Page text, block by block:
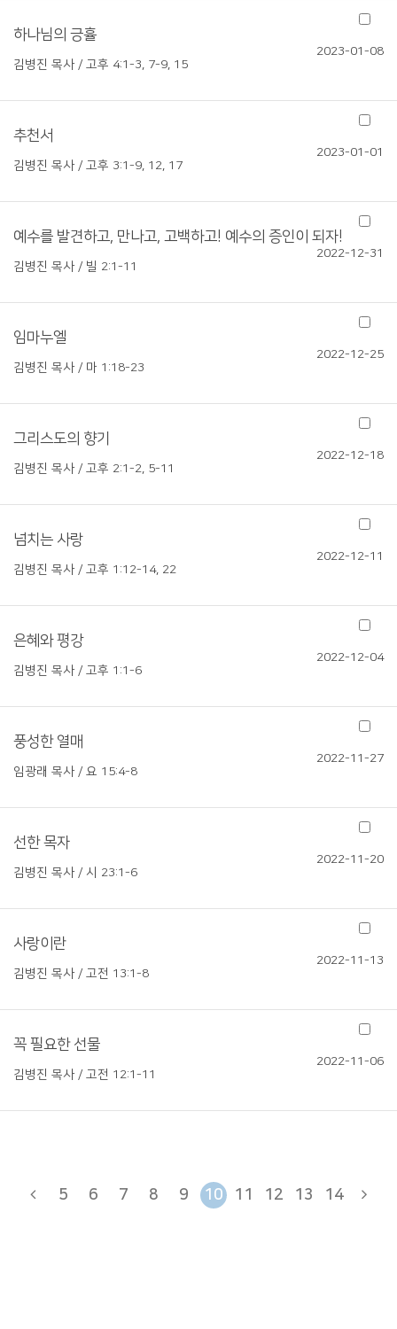
하나님의 긍휼
김병진 목사 / 고후 4:1-3, 7-9, 15
2023-01-08
추천서
김병진 목사 / 고후 3:1-9, 12, 17
2023-01-01
예수를 발견하고, 만나고, 고백하고! 예수의 증인이 되자!
김병진 목사 / 빌 2:1-11
2022-12-31
임마누엘
김병진 목사 / 마 1:18-23
2022-12-25
그리스도의 향기
김병진 목사 / 고후 2:1-2, 5-11
2022-12-18
넘치는 사랑
김병진 목사 / 고후 1:12-14, 22
2022-12-11
은혜와 평강
김병진 목사 / 고후 1:1-6
2022-12-04
풍성한 열매
임광래 목사 / 요 15:4-8
2022-11-27
선한 목자
김병진 목사 / 시 23:1-6
2022-11-20
사랑이란
김병진 목사 / 고전 13:1-8
2022-11-13
꼭 필요한 선물
김병진 목사 / 고전 12:1-11
2022-11-06
5 6 7 8 9 10 11 12 13 14